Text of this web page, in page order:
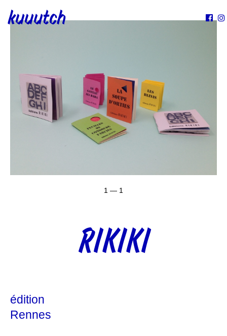
kuuutch  
1 — 1
RIKIKI
édition
Rennes